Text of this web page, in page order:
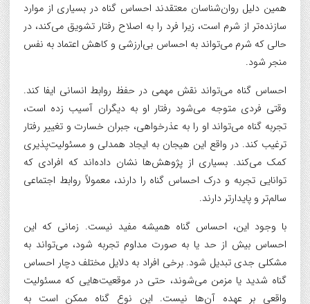
همین دلیل روان‌شناسان معتقدند احساس گناه در بسیاری از موارد
سازنده‌تر از شرم است، زیرا فرد را به اصلاح رفتار تشویق می‌کند، در
حالی که شرم می‌تواند به احساس بی‌ارزشی و کاهش اعتماد به نفس
منجر شود.
احساس گناه می‌تواند نقش مهمی در حفظ روابط انسانی ایفا کند.
وقتی فردی متوجه می‌شود رفتار او به دیگران آسیب زده است،
تجربه گناه می‌تواند او را به عذرخواهی، جبران خسارت و تغییر رفتار
ترغیب کند. در واقع این هیجان به ایجاد همدلی و مسئولیت‌پذیری
کمک می‌کند. بسیاری از پژوهش‌ها نشان داده‌اند که افرادی که
توانایی تجربه و درک احساس گناه را دارند، معمولاً روابط اجتماعی
سالم‌تر و پایدارتر دارند.
با وجود این، احساس گناه همیشه مفید نیست. زمانی که این
احساس بیش از حد یا به صورت مداوم تجربه شود، می‌تواند به
مشکلی جدی تبدیل شود. برخی افراد به دلایل مختلف دچار احساس
گناه شدید یا مزمن می‌شوند، حتی در موقعیت‌هایی که مسئولیت
واقعی بر عهده آن‌ها نیست. این نوع گناه ممکن است به